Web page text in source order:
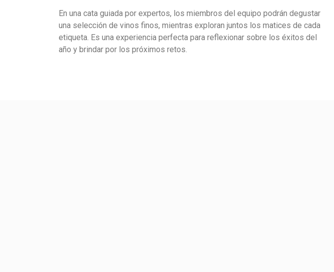
En una cata guiada por expertos, los miembros del equipo podrán degustar
una selección de vinos finos, mientras exploran juntos los matices de cada
etiqueta. Es una experiencia perfecta para reflexionar sobre los éxitos del
año y brindar por los próximos retos.